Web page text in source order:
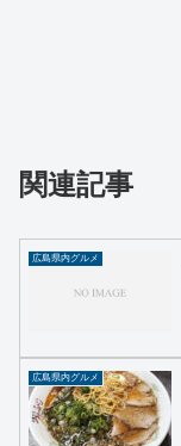
関連記事
広島県内グルメ
広島県内グルメ